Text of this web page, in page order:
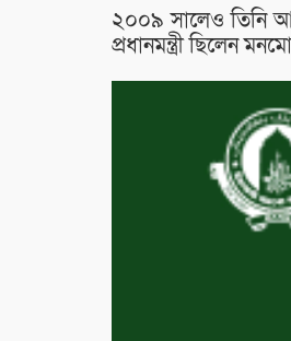
২০০৯ সালেও তিনি
প্রধানমন্ত্রী ছিলেন